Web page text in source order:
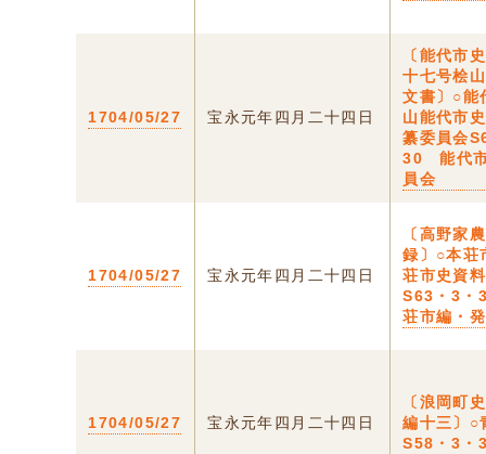
1704/05/27 宝永元年四月二十四日
〔能代市
十七号桧
文書〕○能
山能代市
纂委員会
30 能代
員会
1704/05/27 宝永元年四月二十四日
〔高野家
録〕○本荘
荘市史資
S63・3
荘市編・
1704/05/27 宝永元年四月二十四日
〔浪岡町
編十三〕○
S58・3・